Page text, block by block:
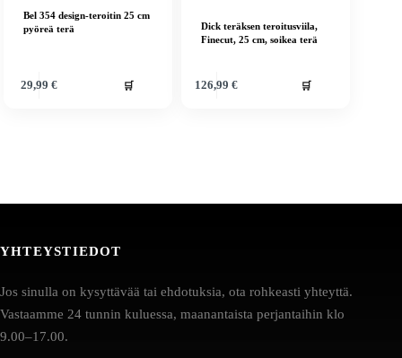
Bel 354 design-teroitin 25 cm
pyöreä terä
29,99 € 🛒
Dick teräksen teroitusviila,
Finecut, 25 cm, soikea terä
126,99€ 🛒
YHTEYSTIEDOT
Jos sinulla on kysyttävää tai ehdotuksia, ota rohkeasti yhteyttä.
Vastaamme 24 tunnin kuluessa, maanantaista perjantaihin klo
9.00–17.00.